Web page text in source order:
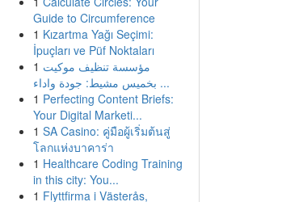
Guide to Circumference
1 Kızartma Yağı Seçimi:
İpuçları ve Püf Noktaları
1 مؤسسة تنظيف موكيت
بخميس مشيط: جودة واداء ...
1 Perfecting Content Briefs:
Your Digital Marketi...
1 SA Casino: คู่มือผู้เริ่มต้นสู่
โลกแห่งบาคาร่า
1 Healthcare Coding Training
in this city: You...
1 Flyttfirma i Västerås,